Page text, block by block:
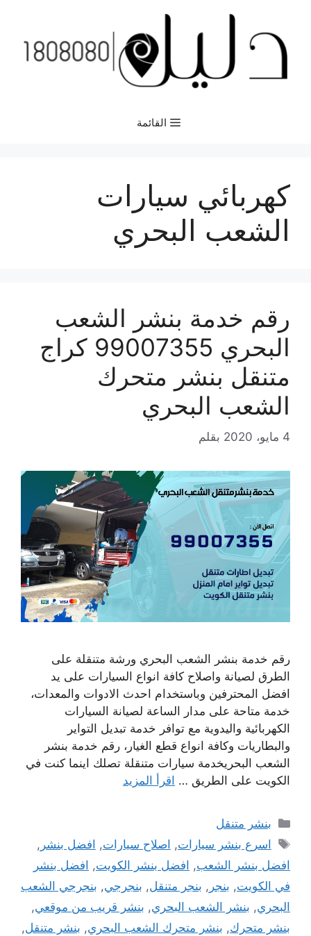
المحتوى
القائمة
كهربائي سيارات
الشعب البحري
رقم خدمة بنشر الشعب
البحري 99007355 كراج
متنقل بنشر متحرك
الشعب البحري
4 مايو، 2020 بقلم
رقم خدمة بنشر الشعب البحري ورشة متنقلة على
الطرق لصيانة واصلاح كافة انواع السيارات على يد
افضل المحترفين وباستخدام احدث الادوات والمعدات،
خدمة متاحة على مدار الساعة لصيانة السيارات
الكهربائية واليدوية مع توافر خدمة تبديل التواير
والبطاريات وكافة انواع قطع الغيار، رقم خدمة بنشر
الشعب البحريخدمة سيارات متنقلة تصلك اينما كنت في
الكويت على الطريق … اقرأ المزيد
التصنيفات
بنشر متنقل
الوسوم
اسرع بنشر سيارات, اصلاح سيارات, افضل بنشر ,
افضل بنشر الشعب, افضل بنشر الكويت, افضل بنشر
في الكويت, بنجر , بنجر متنقل, بنجرجي, بنجرجي الشعب
البحري, بنشر الشعب البحري, بنشر قريب من موقعي,
بنشر متحرك, بنشر متحرك الشعب البحري, بنشر متنقل,